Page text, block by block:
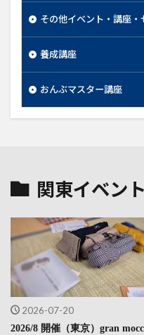
その他イベント・講座・
養成講座
おんぶマスター講座
関東イベント
2026-07-20
2026/8 開催（東京）gran